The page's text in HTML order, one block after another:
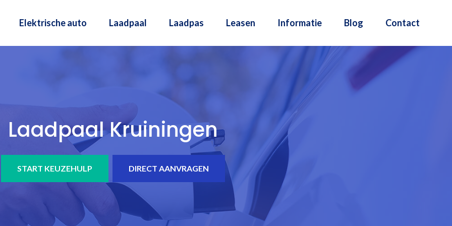
Elektrische auto Laadpaal Laadpas Leasen Informatie Blog Contact
Laadpaal Kruiningen
START KEUZEHULP DIRECT AANVRAGEN